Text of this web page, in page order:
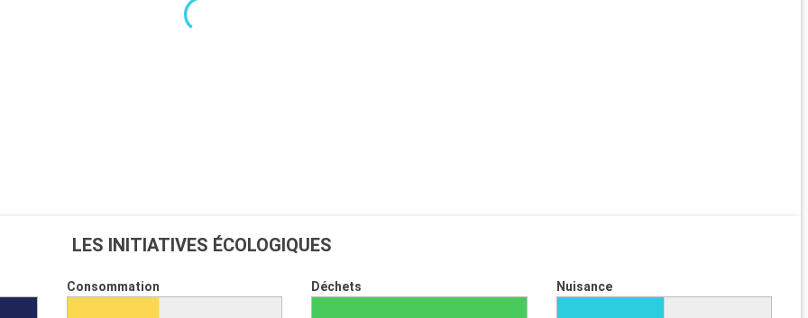
LES INITIATIVES ÉCOLOGIQUES
Consommation Déchets Nuisance